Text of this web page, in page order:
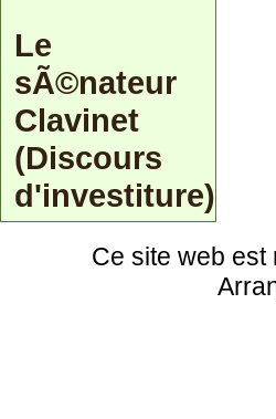
Le
sÃ©nateur
Clavinet
(Discours
d'investiture)
Ce site web